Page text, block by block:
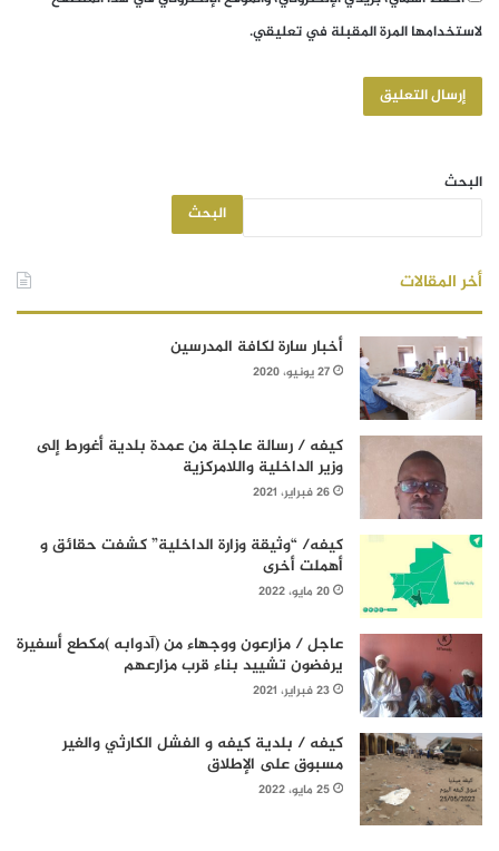
لاستخدامها المرة المقبلة في تعليقي.
البحث
البحث
أخر المقالات
أخبار سارة لكافة المدرسين
27 يونيو، 2020
كيفه / رسالة عاجلة من عمدة بلدية أغورط إلى
وزير الداخلية واللامركزية
26 فبراير، 2021
كيفه/ “وثيقة وزارة الداخلية” كشفت حقائق و
أهملت أخرى
20 مايو، 2022
عاجل / مزارعون ووجهاء من (آدوابه )مكطع أسفيرة
يرفضون تشييد بناء قرب مزارعهم
23 فبراير، 2021
كيفه / بلدية كيفه و الفشل الكارثي والغير
مسبوق على الإطلاق
25 مايو، 2022